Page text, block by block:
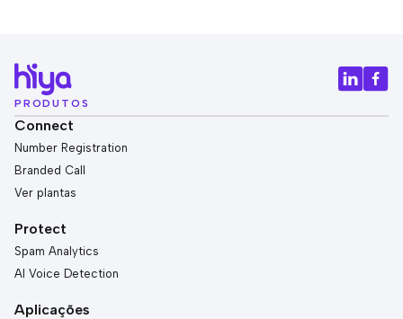
PRODUTOS
Connect
Number Registration
Branded Call
Ver plantas
Protect
Spam Analytics
AI Voice Detection
Aplicações